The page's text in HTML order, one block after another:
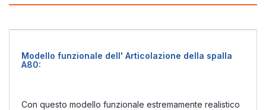
Modello funzionale dell' Articolazione della spalla
A80:
Con questo modello funzionale estremamente realistico